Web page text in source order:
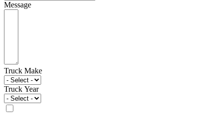
Message
Truck Make
Truck Year